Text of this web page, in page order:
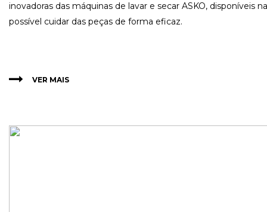
inovadoras das máquinas de lavar e secar ASKO, disponíveis
possível cuidar das peças de forma eficaz.
VER MAIS